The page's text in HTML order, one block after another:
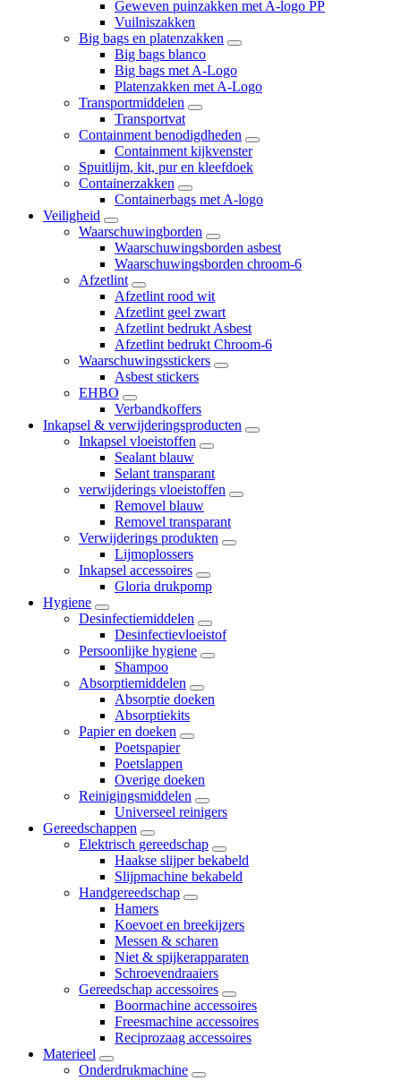
Geweven puinzakken met A-logo PP
Vuilniszakken
Big bags en platenzakken
Big bags blanco
Big bags met A-Logo
Platenzakken met A-Logo
Transportmiddelen
Transportvat
Containment benodigdheden
Containment kijkvenster
Spuitlijm, kit, pur en kleefdoek
Containerzakken
Containerbags met A-logo
Veiligheid
Waarschuwingborden
Waarschuwingsborden asbest
Waarschuwingsborden chroom-6
Afzetlint
Afzetlint rood wit
Afzetlint geel zwart
Afzetlint bedrukt Asbest
Afzetlint bedrukt Chroom-6
Waarschuwingsstickers
Asbest stickers
EHBO
Verbandkoffers
Inkapsel & verwijderingsproducten
Inkapsel vloeistoffen
Sealant blauw
Selant transparant
verwijderings vloeistoffen
Removel blauw
Removel transparant
Verwijderings produkten
Lijmoplossers
Inkapsel accessoires
Gloria drukpomp
Hygiene
Desinfectiemiddelen
Desinfectievloeistof
Persoonlijke hygiene
Shampoo
Absorptiemiddelen
Absorptie doeken
Absorptiekits
Papier en doeken
Poetspapier
Poetslappen
Overige doeken
Reinigingsmiddelen
Universeel reinigers
Gereedschappen
Elektrisch gereedschap
Haakse slijper bekabeld
Slijpmachine bekabeld
Handgereedschap
Hamers
Koevoet en breekijzers
Messen & scharen
Niet & spijkerapparaten
Schroevendraaiers
Gereedschap accessoires
Boormachine accessoires
Freesmachine accessoires
Reciprozaag accessoires
Materieel
Onderdrukmachine